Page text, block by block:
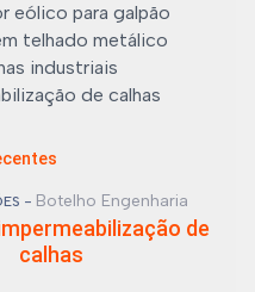
eólico para galpão
telhado metálico
industriais
de calhas
- Botelho Engenharia
de
calhas